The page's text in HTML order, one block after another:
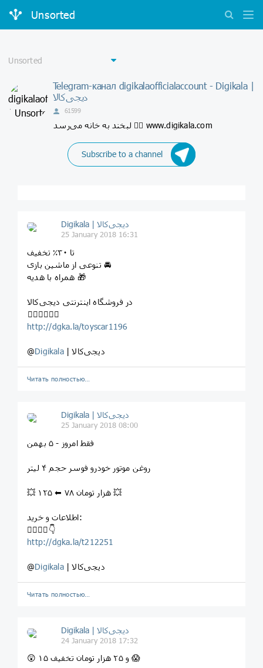
Unsorted
Telegram-канал digikalaofficialaccount - Digikala |
دیجی‌کالا
61599
لبخند به خانه می‌رسد 👇🏼 www.digikala.com
Subscribe to a channel
Digikala | دیجی‌کالا
25 January 2018 16:31
تا ۳۰٪ تخفیف
تنوعی از ماشین بازی 🚘
همراه با هدیه 🎁
در فروشگاه اینترنتی دیجی‌کالا
⁣⁣⁣⁣👇🏻👇🏼👇🏽
http://dgka.la/toyscar1196
@Digikala | دیجی‌کالا
Читать полностью…
Digikala | دیجی‌کالا
25 January 2018 08:00
⁣⁣فقط امروز - ۵ بهمن
⁣روغن موتور خودرو فوسر حجم ۴ ليتر
💥 ۱۲۵ ⬅ ۷۸ هزار تومان 💥
اطلاعات و خرید:
⁣👇🏻👇🏼👇
http://dgka.la/t212251
@Digikala | دیجی‌کالا
Читать полностью…
Digikala | دیجی‌کالا
24 January 2018 17:32
😲 ۱۵ و ۲۵ هزار تومان تخفیف 😱